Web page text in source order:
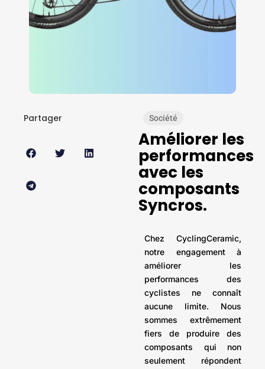
Partager Société
Améliorer les
performances
avec les
composants
Syncros.
Chez CyclingCeramic,
notre engagement à
améliorer les
performances des
cyclistes ne connaît
aucune limite. Nous
sommes extrêmement
fiers de produire des
composants qui non
seulement répondent